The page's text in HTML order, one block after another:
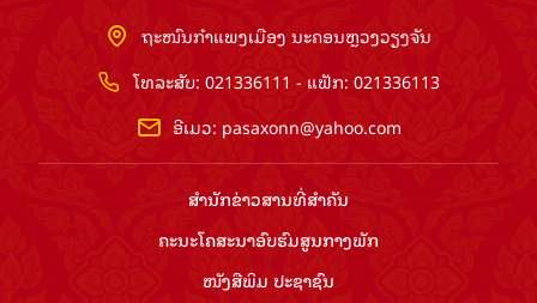
ຖະໜົນກຳແພງເມືອງ ນະຄອນຫຼວງວຽງຈັນ
ໂທລະສັບ: 021336111 - ແຟັກ: 021336113
ອີເມວ: pasaxonn@yahoo.com
ສຳ​ນັກ​ຂ່າວ​ສານ​ທີ່​ສຳ​ຄັນ​
ຄະນະໂຄສະນາອົບຮົມ​ສູນ​ກາງ​ພັກ
ໜັງສືພິມ ປະ​ຊາ​ຊົນ